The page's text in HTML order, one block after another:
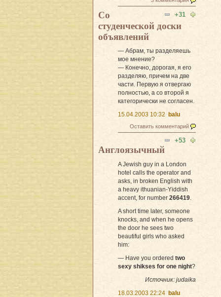
+31
Со
студенческой доски
объявлений
— Абрам, ты разделяешь
мое мнение?
— Конечно, дорогая, я его
разделяю, причем на две
части. Первую я отвергаю
полностью, а со второй я
категорически не согласен.
15.04.2003 10:32
balu
Оставить комментарий
+53
Англоязычный
A Jewish guy in a London
hotel calls the operator and
asks, in broken English with
a heavy ithuanian-Yiddish
accent, for number 266419.
A short time later, someone
knocks, and when he opens
the door he sees two
beautiful girls who asked
him:
— Have you ordered two
sexy shikses for one night?
Источник: judaika
18.03.2003 22:24 balu